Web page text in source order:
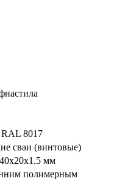
8017
сваи (винтовые)
мм
полимерным